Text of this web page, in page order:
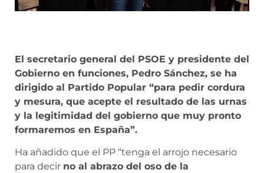
El secretario general del PSOE y presidente del
Gobierno en funciones, Pedro Sánchez, se ha
dirigido al Partido Popular “para pedir cordura
y mesura, que acepte el resultado de las urnas
y la legitimidad del gobierno que muy pronto
formaremos en España”.
Ha añadido que el PP “tenga el arrojo necesario
para decir no al abrazo del oso de la